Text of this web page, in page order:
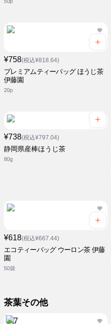
¥758(税込¥818.64)
プレミアムティーバッグ ほうじ茶
伊藤園
20p
¥738(税込¥797.04)
静岡県産棒ほうじ茶
80g
¥618(税込¥667.44)
エコティーバッグ ウーロン茶 伊藤
園
50袋
茶葉その他